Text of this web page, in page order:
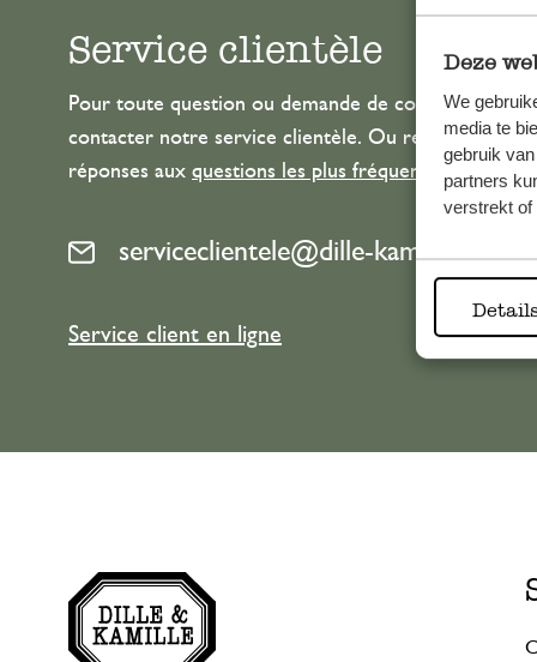
Deze
We
media te
gebruik
partners
verstrekt of
Service clientèle
Pour toute question ou demande de conseil ou
contacter notre service clientèle. Ou retrouvez ici
réponses aux questions les plus fréquemment posées
serviceclientele@dille-kamille.com
Service client en ligne